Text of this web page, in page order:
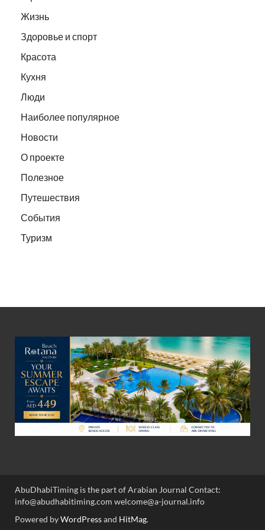
Жизнь
Здоровье и спорт
Красота
Кухня
Люди
Наиболее популярное
Новости
О проекте
Полезное
Путешествия
События
Туризм
AbuDhabiTiming is the part of Arabian Journal Contact:
info@abudhabitiming.com welcome@a-journal.info
Powered byWordPressand HitMag.